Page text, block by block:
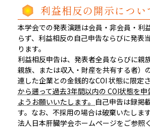
利益相反の開示につい
本学会での発表演題は会員・非会員・利
らず、利益相反の自己申告ならびに発表
ります。
利益相反申告は、発表者全員ならびに親
親族、または収入・財産を共有する者）
連した企業との金銭的なCOI 状態に限定さ
から遡って過去3年間以内の COI状態を
ようお願いいたします。 自己申告は録掲
す。なお、不採用の場合は破棄いたしま
法人日本肝臓学会ホームページをご参照